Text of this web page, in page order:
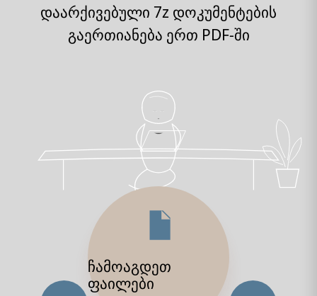
დაარქივებული 7z დოკუმენტების
გაერთიანება ერთ PDF-ში
ჩამოაგდეთ
ფაილები